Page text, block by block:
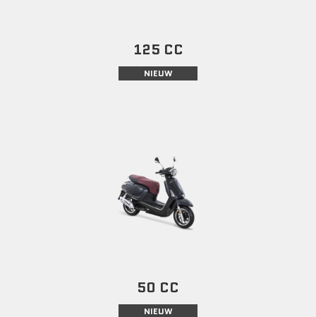
125 CC
NIEUW
50 CC
NIEUW